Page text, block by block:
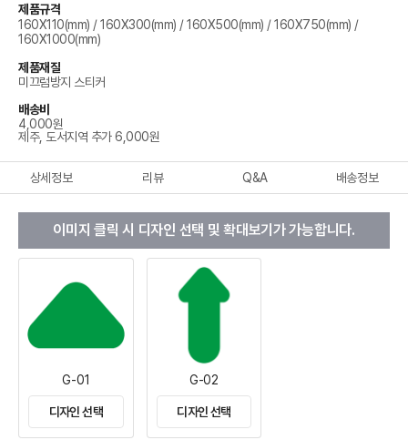
제품규격
160X110(mm) / 160X300(mm) / 160X500(mm) / 160X750(mm) /
160X1000(mm)
제품재질
미끄럼방지 스티커
배송비
4,000원
제주, 도서지역 추가 6,000원
상세정보 리뷰 Q&A 배송정보
이미지 클릭 시 디자인 선택 및 확대보기가 가능합니다.
G-01
디자인 선택
G-02
디자인 선택